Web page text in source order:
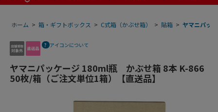
ホーム > 箱・ギフトボックス > C式箱（かぶせ箱） > 貼箱 > ヤマニパッ
アイコンについて
ヤマニパッケージ 180ml瓶 かぶせ箱 8本 K-866
50枚/箱（ご注文単位1箱）【直送品】